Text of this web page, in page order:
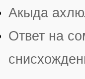
Акыда
Ответ на